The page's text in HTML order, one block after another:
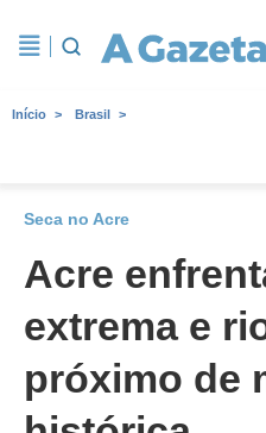
Início Brasil
Seca no Acre
Acre
extrema e
próximo de